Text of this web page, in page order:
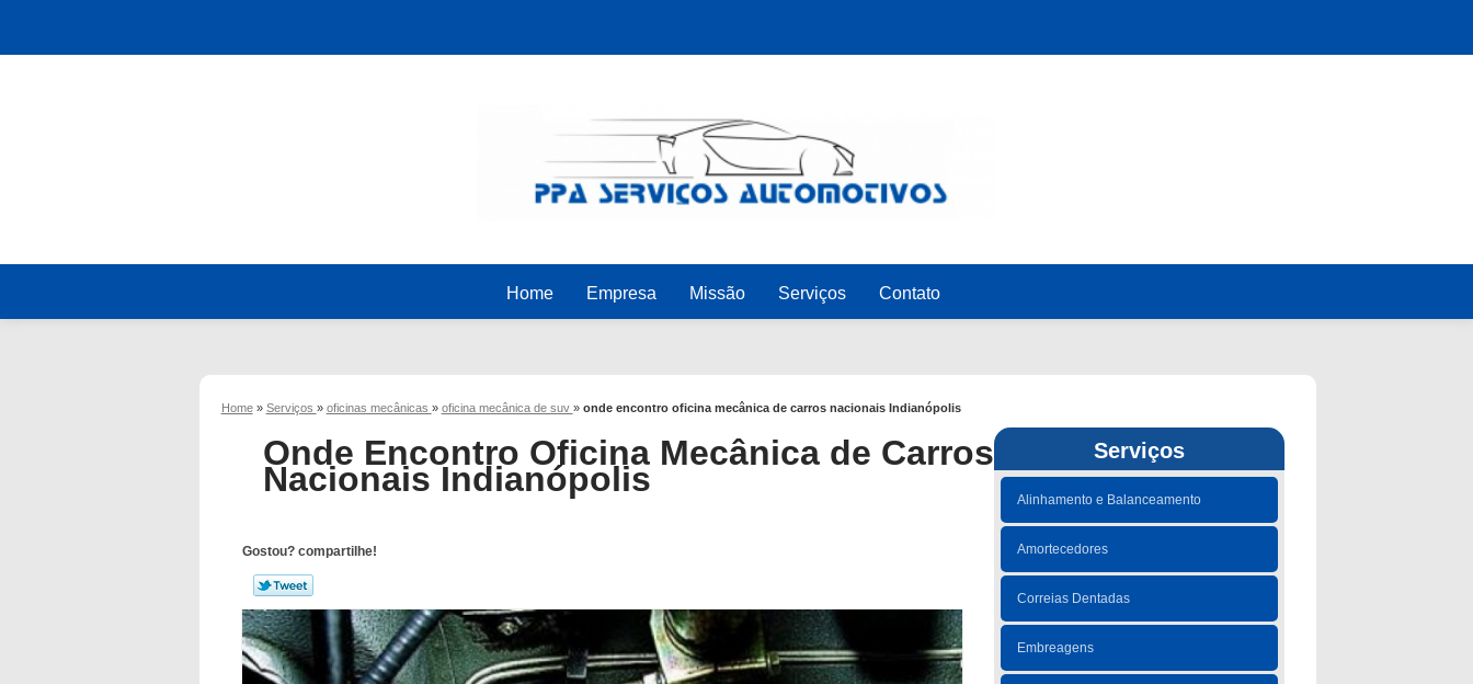
Home Empresa Missão Serviços Contato
Home » Serviços » oficinas mecânicas » oficina mecânica de suv » onde encontro oficina mecânica de carros nacionais Indianópolis
Serviços
Alinhamento e Balanceamento
Amortecedores
Correias Dentadas
Embreagens
Onde Encontro Oficina Mecânica de Carros
Nacionais Indianópolis
Gostou? compartilhe!